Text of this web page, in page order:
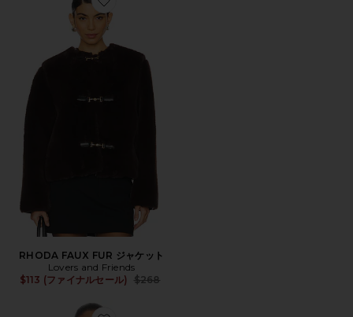
Favorite RHODA FAUX FUR ジャケット
RHODA FAUX FUR ジャケット
Lovers and Friends
$113 (ファイナルセール)
Previous price:
$268